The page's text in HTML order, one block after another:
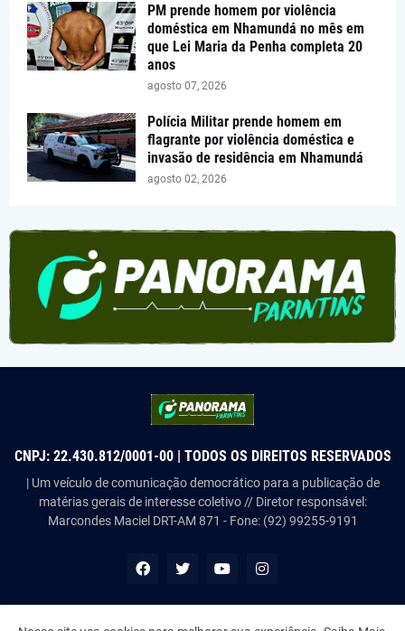
PM prende homem por violência
doméstica em Nhamundá no mês em
que Lei Maria da Penha completa 20
anos
agosto 07, 2026
Polícia Militar prende homem em
flagrante por violência doméstica e
invasão de residência em Nhamundá
agosto 02, 2026
CNPJ: 22.430.812/0001-00 | TODOS OS DIREITOS RESERVADOS
| Um veículo de comunicação democrático para a publicação de
matérias gerais de interesse coletivo // Diretor responsável:
Marcondes Maciel DRT-AM 871 - Fone: (92) 99255-9191